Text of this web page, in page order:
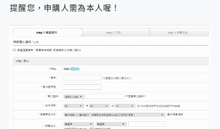
提醒您，申購人需為本人喔！